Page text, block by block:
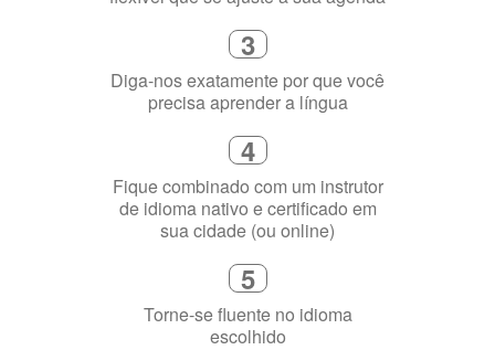
3
Diga-nos exatamente por que você
precisa aprender a língua
4
Fique combinado com um instrutor
de idioma nativo e certificado em
sua cidade (ou online)
5
Torne-se fluente no idioma
escolhido